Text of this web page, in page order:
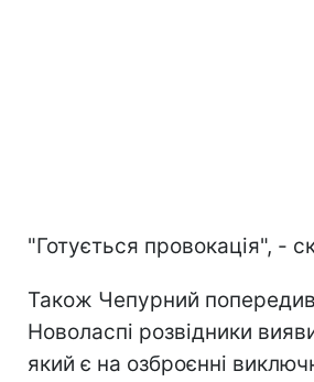
"Готується провокація", -
Також Чепурний
Новоласпі розвідники
який є на озброєнні